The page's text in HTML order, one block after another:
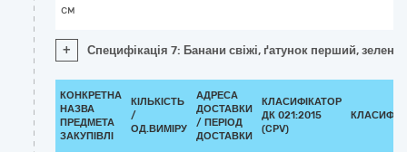
см
+ Специфікація 7: Банани свіжі, ґатунок перший,
КОНКРЕТНА
НАЗВА
ПРЕДМЕТА
ЗАКУПІВЛІ
КІЛЬКІСТЬ
/
ОД.ВИМІРУ
АДРЕСА
ДОСТАВКИ
/ ПЕРІОД
ДОСТАВКИ
КЛАСИФІКАТОР
ДК 021:2015
(CPV)